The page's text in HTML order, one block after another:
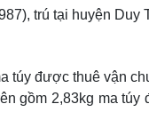
trú tại huyện Duy
túy được thuê vận
gồm 2,83kg ma túy